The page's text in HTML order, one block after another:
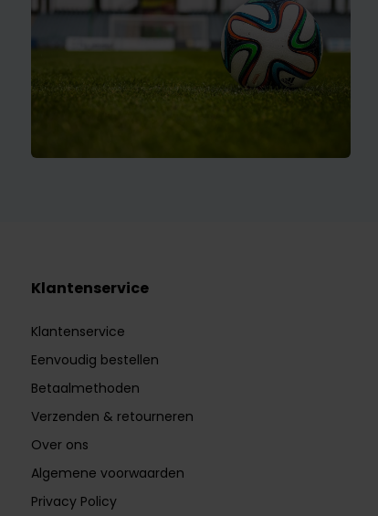
Klantenservice
Klantenservice
Eenvoudig bestellen
Betaalmethoden
Verzenden & retourneren
Over ons
Algemene voorwaarden
Privacy Policy